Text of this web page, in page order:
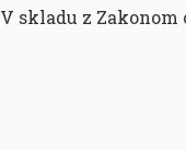
V skladu z Zakonom